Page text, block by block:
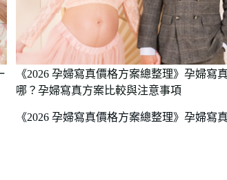
《2026 孕婦寫真價格方案總整理》孕婦寫
哪？孕婦寫真方案比較與注意事項
《2026 孕婦寫真價格方案總整理》孕婦寫